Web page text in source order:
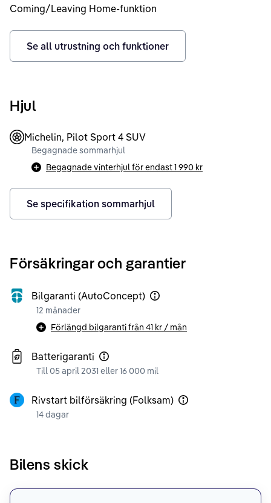
Coming/Leaving Home-funktion
Se all utrustning och funktioner
Hjul
Michelin, Pilot Sport 4 SUV
Begagnade sommarhjul
Begagnade vinterhjul för endast1 990 kr
Se specifikation sommarhjul
Försäkringar och garantier
Bilgaranti (AutoConcept)
12 månader
Förlängd bilgaranti från 41 kr / mån
Batterigaranti
Till 05 april 2031 eller 16 000 mil
Rivstart bilförsäkring (Folksam)
14 dagar
Bilens skick